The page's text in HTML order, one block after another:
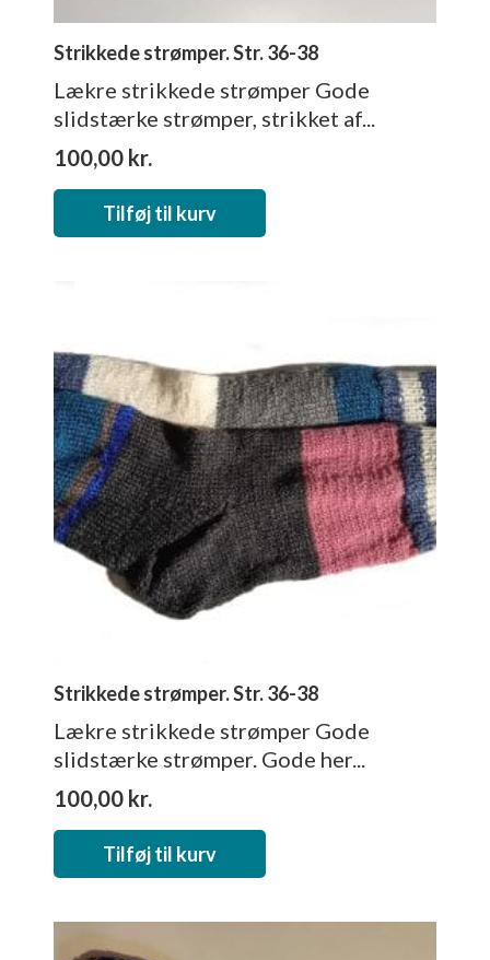
Strikkede strømper. Str. 36-38
Lækre strikkede strømper Gode
slidstærke strømper, strikket af...
100,00 kr.
Tilføj til kurv
Strikkede strømper. Str. 36-38
Lækre strikkede strømper Gode
slidstærke strømper. Gode her...
100,00 kr.
Tilføj til kurv